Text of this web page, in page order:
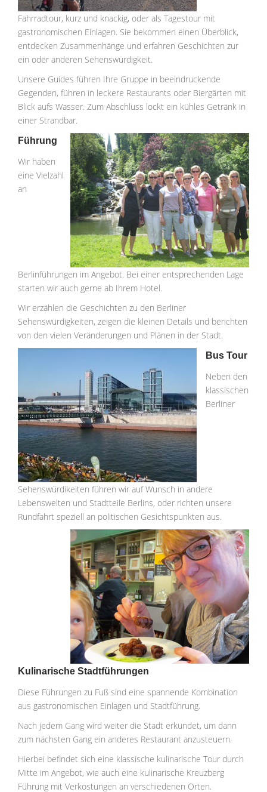
Fahrradtour, kurz und knackig, oder als Tagestour mit
gastronomischen Einlagen. Sie bekommen einen Überblick,
entdecken Zusammenhänge und erfahren Geschichten zur
ein oder anderen Sehenswürdigkeit.
Unsere Guides führen Ihre Gruppe in beeindruckende
Gegenden, führen in leckere Restaurants oder Biergärten mit
Blick aufs Wasser. Zum Abschluss lockt ein kühles Getränk in
einer Strandbar.
Führung
Wir haben
eine Vielzahl
an
Berlinführungen im Angebot. Bei einer entsprechenden Lage
starten wir auch gerne ab Ihrem Hotel.
Wir erzählen die Geschichten zu den Berliner
Sehenswürdigkeiten, zeigen die kleinen Details und berichten
von den vielen Veränderungen und Plänen in der Stadt.
Bus Tour
Neben den
klassischen
Berliner
Sehenswürdikeiten führen wir auf Wunsch in andere
Lebenswelten und Stadtteile Berlins, oder richten unsere
Rundfahrt speziell an politischen Gesichtspunkten aus.
Kulinarische Stadtführungen
Diese Führungen zu Fuß sind eine spannende Kombination
aus gastronomischen Einlagen und Stadtführung.
Nach jedem Gang wird weiter die Stadt erkundet, um dann
zum nächsten Gang ein anderes Restaurant anzusteuern.
Hierbei befindet sich eine klassische kulinarische Tour durch
Mitte im Angebot, wie auch eine kulinarische Kreuzberg
Führung mit Verkostungen an verschiedenen Orten.